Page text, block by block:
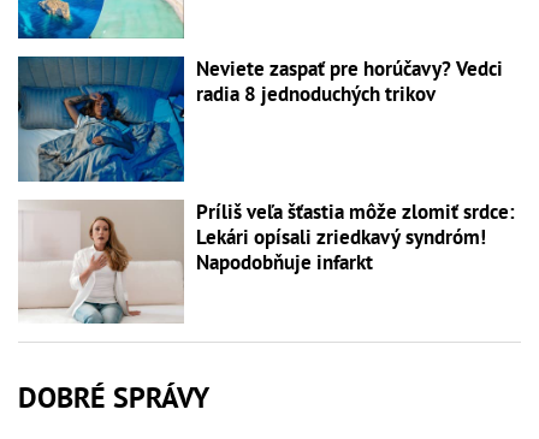
Neviete zaspať pre horúčavy? Vedci
radia 8 jednoduchých trikov
Príliš veľa šťastia môže zlomiť srdce:
Lekári opísali zriedkavý syndróm!
Napodobňuje infarkt
DOBRÉ SPRÁVY